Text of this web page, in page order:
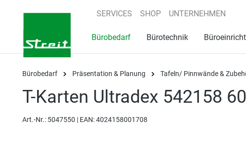
Zur Hauptnavigation springen
SERVICES SHOP UNTERNEHMEN
Bürobedarf Bürotechnik
Bürobedarf Präsentation & Planung Tafeln/ Pinnwände &
T-Karten Ultradex 542158
Art.-Nr.: 5047550 | EAN: 4024158001708